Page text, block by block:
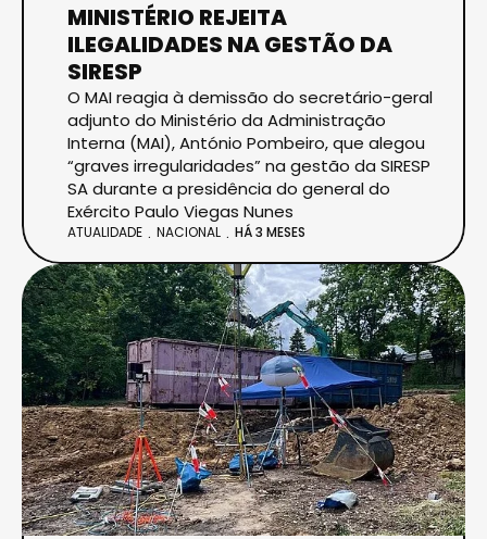
MINISTÉRIO REJEITA
ILEGALIDADES NA GESTÃO DA
SIRESP
O MAI reagia à demissão do secretário-geral
adjunto do Ministério da Administração
Interna (MAI), António Pombeiro, que alegou
“graves irregularidades” na gestão da SIRESP
SA durante a presidência do general do
Exército Paulo Viegas Nunes
ATUALIDADE NACIONAL HÁ 3 MESES